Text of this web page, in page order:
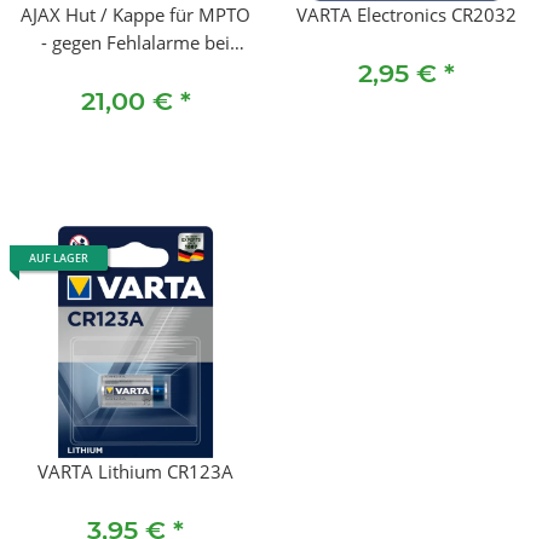
AJAX Hut / Kappe für MPTO
- gegen Fehlalarme bei
21,00 € *
VARTA Electronics CR2032
2,95 € *
AUF LAGER
VARTA Lithium CR123A
3,95 € *